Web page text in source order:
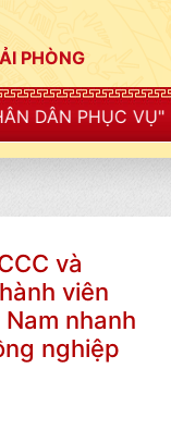
PHÒNG
và
viên
nhanh
nghiệp